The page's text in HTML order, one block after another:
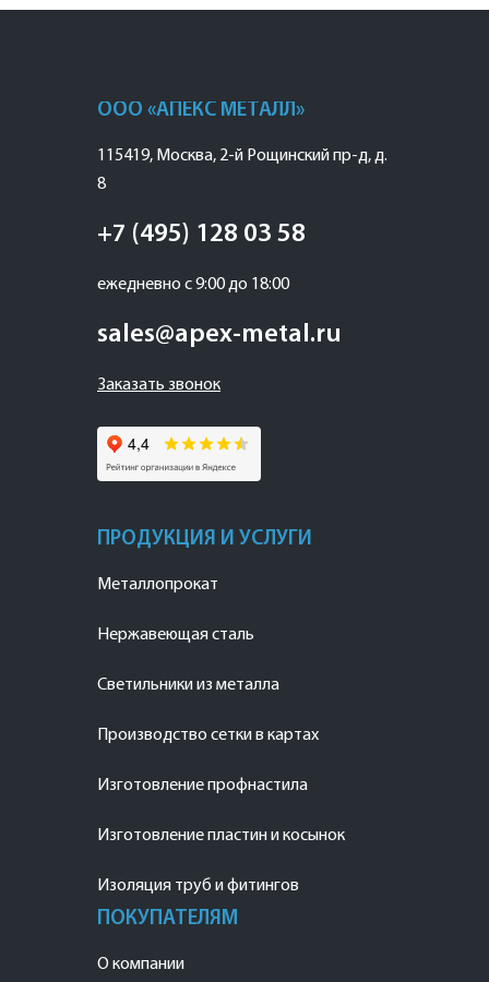
ООО «АПЕКС МЕТАЛЛ»
115419, Москва, 2-й Рощинский пр-д, д.
8
+7 (495) 128 03 58
ежедневно с 9:00 до 18:00
sales@apex-metal.ru
Заказать звонок
ПРОДУКЦИЯ И УСЛУГИ
Металлопрокат
Нержавеющая сталь
Светильники из металла
Производство сетки в картах
Изготовление профнастила
Изготовление пластин и косынок
Изоляция труб и фитингов
ПОКУПАТЕЛЯМ
О компании